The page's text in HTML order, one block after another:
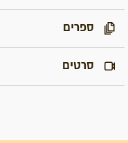
ספרים
סרטים